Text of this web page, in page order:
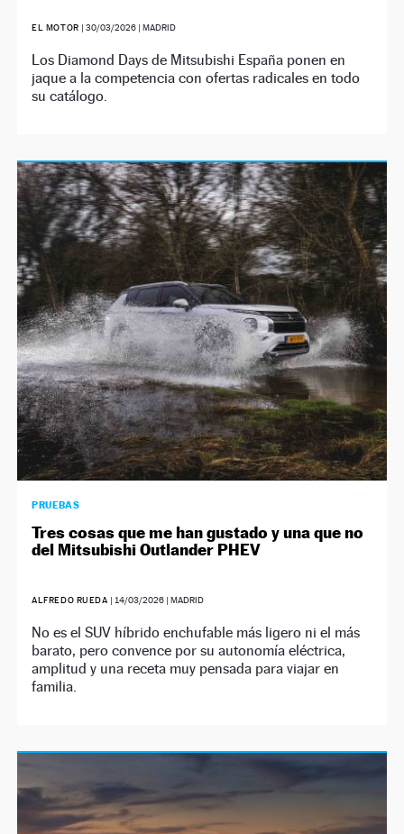
EL MOTOR |30/03/2026 | MADRID
Los Diamond Days de Mitsubishi España ponen en
jaque a la competencia con ofertas radicales en todo
su catálogo.
PRUEBAS
Tres cosas que me han gustado y una que no
del Mitsubishi Outlander PHEV
ALFREDO RUEDA | 14/03/2026 | MADRID
No es el SUV híbrido enchufable más ligero ni el más
barato, pero convence por su autonomía eléctrica,
amplitud y una receta muy pensada para viajar en
familia.